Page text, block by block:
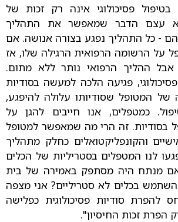
בטיפול פסיכולוגי אינה רק זכות של
עצם הדבר שמאפשר את התהליך
- כל התהליך נפגע בצורה אנושה. אם
על הרשומה הרפואית הרגילה שלו, אז
אבל ההליך הרפואי נותר ללא מתום.
פגיעה הלכה למעשה בסודיות
המטופל שסודיותו עלולה להיפגע,
כמטפלים, אנו חייבים להגן על
בסודיות. זה הרי מה שמאפשר למטופל
והקונפליקטואלים כחלק מתהליך
לנו המטפלים בסטריליות של הכלים
מנתח היה מסתפק באמירה של בית
בכלים לא סטריליים? אני מצפה
להפרת סודיות פסיכולוגית כפלישה
הפרת זכות החיסיון".